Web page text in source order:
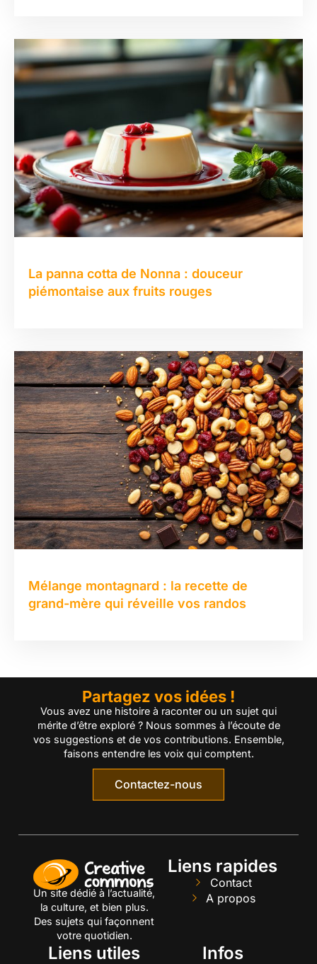
La panna cotta de Nonna : douceur
piémontaise aux fruits rouges
Mélange montagnard : la recette de
grand-mère qui réveille vos randos
Partagez vos idées !
Vous avez une histoire à raconter ou un sujet qui
mérite d’être exploré ? Nous sommes à l’écoute de
vos suggestions et de vos contributions. Ensemble,
faisons entendre les voix qui comptent.
Contactez-nous
Un site dédié à l’actualité,
la culture, et bien plus.
Des sujets qui façonnent
votre quotidien.
Liens rapides
Contact
A propos
Liens utiles Infos